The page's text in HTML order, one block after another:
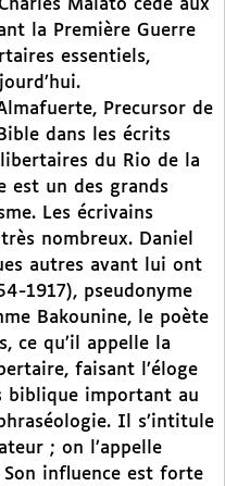
Malato cède aux
la Première Guerre
essentiels,
Precursor de
dans les écrits
du Rio de la
est un des grands
Les écrivains
nombreux. Daniel
autres avant lui ont
1917), pseudonyme
Bakounine, le poète
ce qu’il appelle la
faisant l’éloge
biblique important au
Il s’intitule
; on l’appelle
Son influence est forte